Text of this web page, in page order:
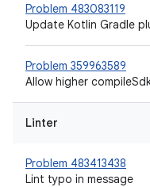
Problem 483083119
Update Kotlin Gradle
Problem 359963589
Allow higher
Linter
Problem 483413438
Lint typo in message